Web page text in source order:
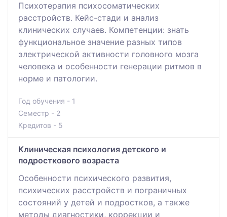
Психотерапия психосоматических
расстройств. Кейс-стади и анализ
клинических случаев. Компетенции: знать
функциональное значение разных типов
электрической активности головного мозга
человека и особенности генерации ритмов в
норме и патологии.
Год обучения - 1
Семестр - 2
Кредитов - 5
Клиническая психология детского и
подросткового возраста
Особенности психического развития,
психических расстройств и пограничных
состояний у детей и подростков, а также
методы диагностики, коррекции и